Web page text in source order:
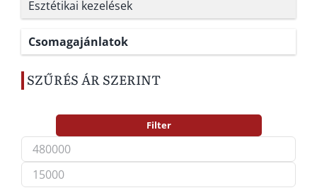
Esztétikai kezelések
Csomagajánlatok
SZŰRÉS ÁR SZERINT
Filter